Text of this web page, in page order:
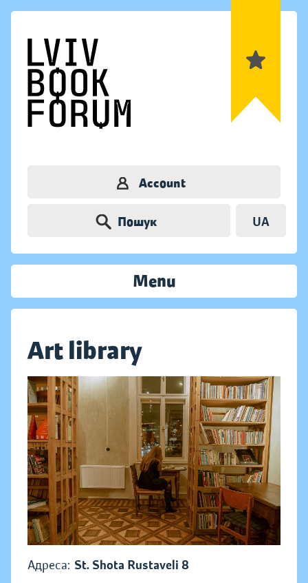
Account
Пошук UA
Menu
Art library
Адреса: St. Shota Rustaveli 8